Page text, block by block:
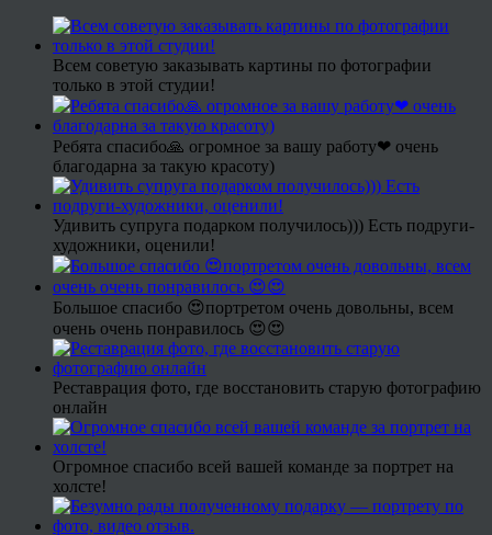
Всем советую заказывать картины по фотографии
только в этой студии!
Ребята спасибо🙏 огромное за вашу работу❤ очень
благодарна за такую красоту)
Удивить супруга подарком получилось))) Есть подруги-
художники, оценили!
Большое спасибо 😍портретом очень довольны, всем
очень очень понравилось 😍😍
Реставрация фото, где восстановить старую фотографию
онлайн
Огромное спасибо всей вашей команде за портрет на
холсте!